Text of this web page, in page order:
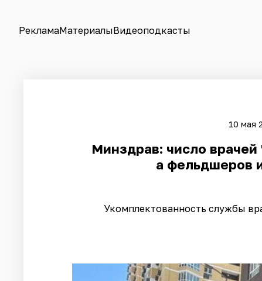
РекламаМатериалыВидеоподкасты
10 мая
Минздрав: число
а фельдшеров
Укомплектованность службы